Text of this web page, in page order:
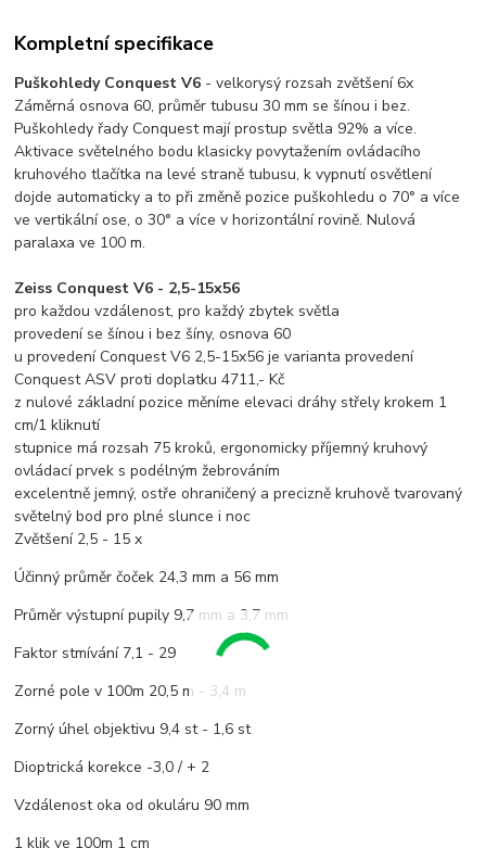
Kompletní specifikace
Puškohledy Conquest V6 - velkorysý rozsah zvětšení 6x
Záměrná osnova 60, průměr tubusu 30 mm se šínou i bez.
Puškohledy řady Conquest mají prostup světla 92% a více.
Aktivace světelného bodu klasicky povytažením ovládacího
kruhového tlačítka na levé straně tubusu, k vypnutí osvětlení
dojde automaticky a to při změně pozice puškohledu o 70° a více
ve vertikální ose, o 30° a více v horizontální rovině. Nulová
paralaxa ve 100 m.
Zeiss Conquest V6 - 2,5-15x56
pro každou vzdálenost, pro každý zbytek světla
provedení se šínou i bez šíny, osnova 60
u provedení Conquest V6 2,5-15x56 je varianta provedení
Conquest ASV proti doplatku 4711,- Kč
z nulové základní pozice měníme elevaci dráhy střely krokem 1
cm/1 kliknutí
stupnice má rozsah 75 kroků, ergonomicky příjemný kruhový
ovládací prvek s podélným žebrováním
excelentně jemný, ostře ohraničený a precizně kruhově tvarovaný
světelný bod pro plné slunce i noc
Zvětšení 2,5 - 15 x
Účinný průměr čoček 24,3 mm a 56 mm
Průměr výstupní pupily 9,7 mm a 3,7 mm
Faktor stmívání 7,1 - 29
Zorné pole v 100m 20,5 m - 3,4 m
Zorný úhel objektivu 9,4 st - 1,6 st
Dioptrická korekce -3,0 / + 2
Vzdálenost oka od okuláru 90 mm
1 klik ve 100m 1 cm